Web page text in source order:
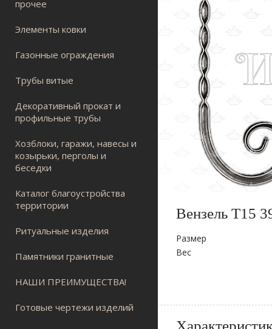
прочее
Элементы ковки
Газонные ограждения
Трубы витые
Декоративный прокат и
профильные трубы
Хозблоки, гаражи, навесы и
козырьки, перголы и
беседки
Каталог благоустройства
территории
Ритуальные изделия
Памятники гранитные
НАШИ ПРЕИМУЩЕСТВА!
Готовые чертежи изделий
Вензель Т15
Размер
Вес